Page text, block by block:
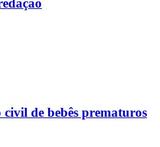
de bebês prematuros